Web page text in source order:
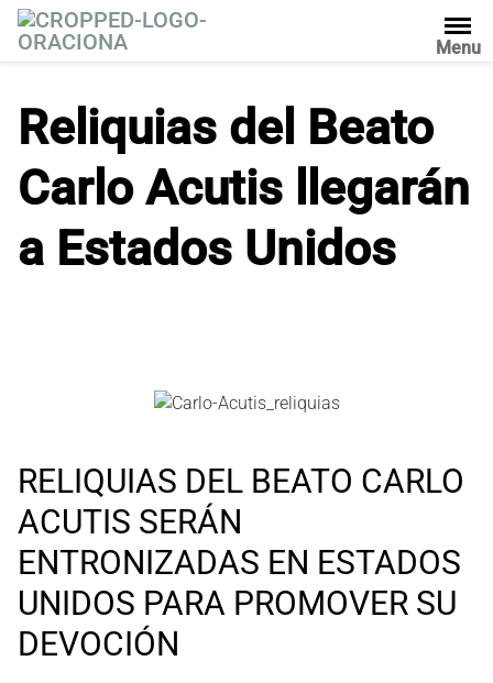
l
Menu
Reliquias del Beato
Carlo Acutis llegarán
a Estados Unidos
RELIQUIAS DEL BEATO CARLO
ACUTIS SERÁN
ENTRONIZADAS EN ESTADOS
UNIDOS PARA PROMOVER SU
DEVOCIÓN